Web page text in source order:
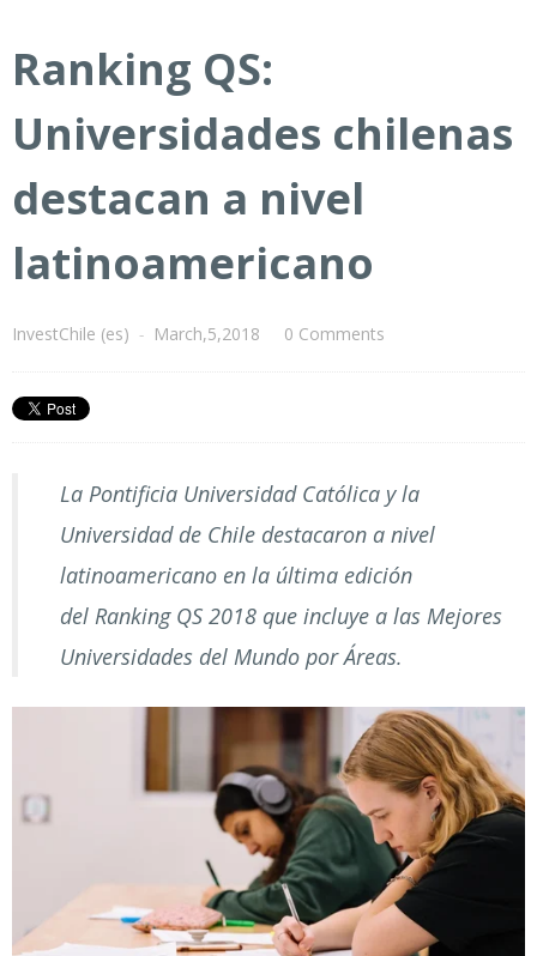
Ranking QS:
Universidades chilenas
destacan a nivel
latinoamericano
InvestChile (es) - March,5,2018 0 Comments
La Pontificia Universidad Católica y la
Universidad de Chile destacaron a nivel
latinoamericano en la última edición
del Ranking QS 2018 que incluye a las Mejores
Universidades del Mundo por Áreas.